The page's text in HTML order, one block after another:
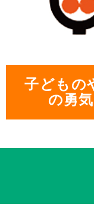
子どもの
の勇